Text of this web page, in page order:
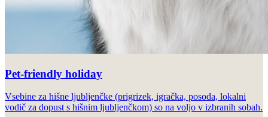
Pet-friendly holiday
Vsebine za hišne ljubljenčke (prigrizek, igračka, posoda, lokalni
vodič za dopust s hišnim ljubljenčkom) so na voljo v izbranih sobah.